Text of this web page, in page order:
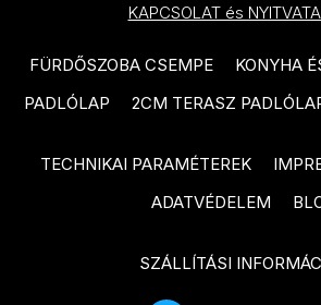
DOMINO Burano Green
termékcsalád
DOMINO Astri termékcsalád
CERSANIT Pine Wood
CERSANIT Finwood
CERSANIT Royalwood
CERSANIT Birch Wood
CERSANIT Serenity termékcsalád
KAPCSOLAT és
FÜRDŐSZOBA CSEMPE
KONYHA
PADLÓLAP
2CM TERASZ
TECHNIKAI PARAMÉTEREK
ADATVÉDELEM
SZÁLLÍTÁSI